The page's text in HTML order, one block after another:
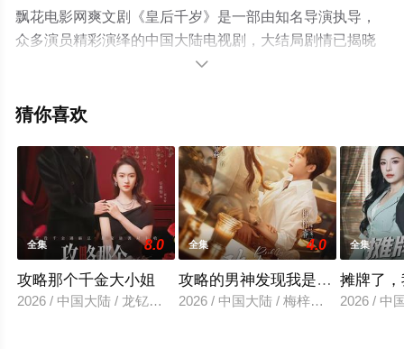
飘花电影网爽文剧《皇后千岁》是一部由知名导演执导，
众多演员精彩演绎的中国大陆电视剧，大结局剧情已揭晓
（更新全集），手机免费观看高清无删减完整版电视剧全
视猫或剧情网等平台了解。

猜你喜欢
全集 8.0
攻略那个千金大小姐
2026 / 中国大陆 / 龙钇辰＆任娄怡
全集 4.0
攻略的男神发现我是富婆了
2026 / 中国大陆 / 梅梓睿＆程琳淼
全集
摊牌了
2026 / 中